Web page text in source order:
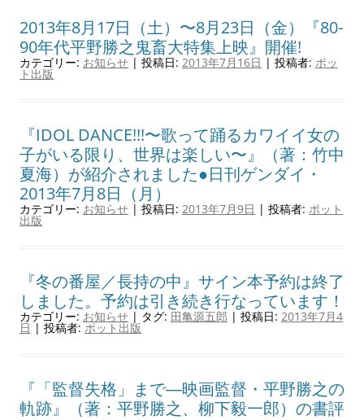
2013年8月17日（土）〜8月23日（金）『80-
90年代平野勝之鬼畜大特集上映』開催!
カテゴリー: お知らせ | 投稿日: 2013年7月16日 | 投稿者: ポッ
ト出版
『IDOL DANCE!!!〜歌って踊るカワイイ女の
子がいる限り、世界は楽しい〜』（著：竹中
夏海）が紹介されました●日刊ゲンダイ・
2013年7月8日（月）
カテゴリー: お知らせ | 投稿日: 2013年7月9日 | 投稿者: ポット
出版
『冬の番屋／長持の中』サイン本予約は終了
しました。予約は引き続き行なっています！
カテゴリー: お知らせ | タグ: 田亀源五郎 | 投稿日: 2013年7月4
日 | 投稿者:ポット出版
『「監督失格」まで―映画監督・平野勝之の
軌跡』（著：平野勝之、柳下毅一郎）の書評